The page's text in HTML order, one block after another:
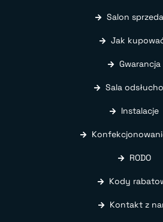
Salon
Jak
Gwarancja
Sala
Instalacje
RODO
Kody
Kontakt z